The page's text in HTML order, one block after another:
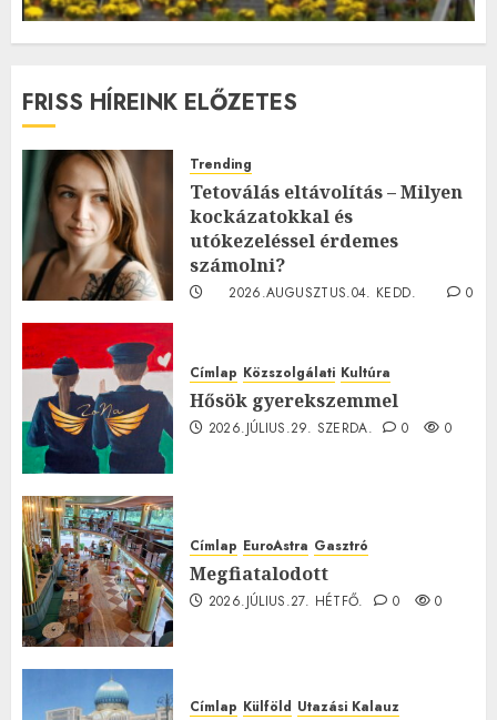
FRISS HÍREINK ELŐZETES
Trending
Tetoválás eltávolítás – Milyen
kockázatokkal és
utókezeléssel érdemes
számolni?
2026.AUGUSZTUS.04. KEDD.
0
Címlap Közszolgálati Kultúra
Hősök gyerekszemmel
2026.JÚLIUS.29. SZERDA. 0 0
Címlap EuroAstra Gasztró
Megfiatalodott
2026.JÚLIUS.27. HÉTFŐ. 0 0
Címlap Külföld Utazási Kalauz